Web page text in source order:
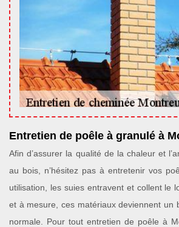
Entretien de poêle à granulé à
Afin d’assurer la qualité de la chaleur et
au bois, n’hésitez pas à entretenir vos
utilisation, les suies entravent et collent le
et à mesure, ces matériaux deviennent un
normale. Pour tout entretien de poêle à